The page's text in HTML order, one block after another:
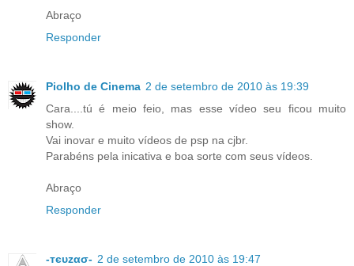
Abraço
Responder
Piolho de Cinema 2 de setembro de 2010 às 19:39
Cara....tú é meio feio, mas esse vídeo seu ficou muito
show.
Vai inovar e muito vídeos de psp na cjbr.
Parabéns pela inicativa e boa sorte com seus vídeos.
Abraço
Responder
-тєυzασ- 2 de setembro de 2010 às 19:47